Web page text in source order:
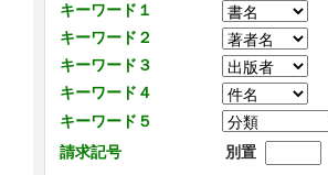
キーワード１
キーワード２
キーワード３
キーワード４
キーワード５
請求記号
別置